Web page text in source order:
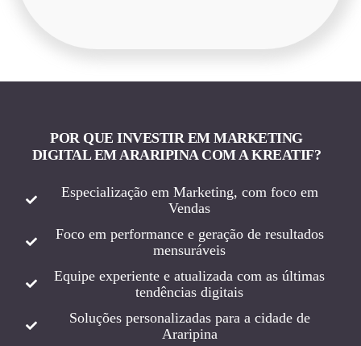
POR QUE INVESTIR EM MARKETING
DIGITAL EM ARARIPINA COM A KREATIF?
Especialização em Marketing, com foco em
Vendas
Foco em performance e geração de resultados
mensuráveis
Equipe experiente e atualizada com as últimas
tendências digitais
Soluções personalizadas para a cidade de
Araripina